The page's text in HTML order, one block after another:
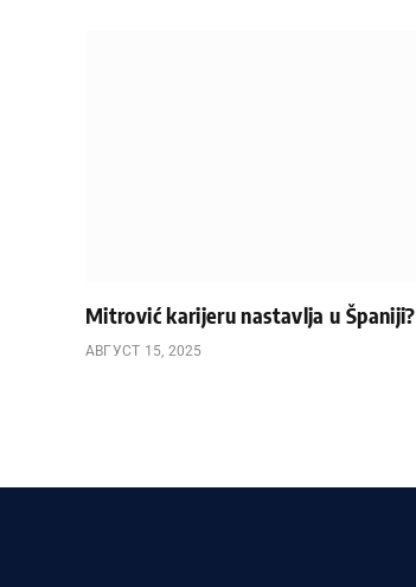
Mitrović karijeru nastavlja u Španiji?
АВГУСТ 15, 2025